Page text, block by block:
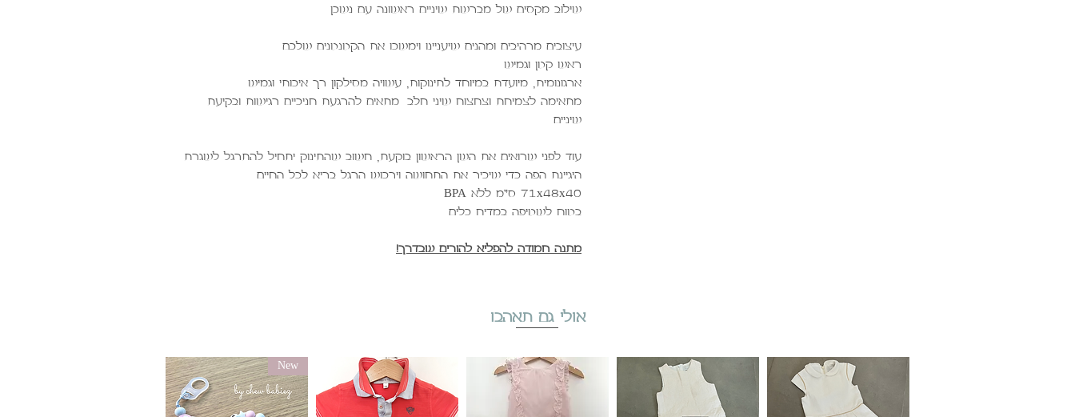
שילוב מקסים של מברשת שיניים ראשונה עם נשכן
עיצובים מרהיבים ומהנים שיעניינו וימשכו את הקטנטנים שלכם.
ראש קטן וגמיש.
ארגונומית, מיועדת במיוחד לתינוקות, עשויה מסילקון רך איכותי וגמיש.
מתאימה לצמיחת וצחצוח שיני חלב. מתאים להרגעת חניכיים רגישות ובקיעת
שיניים
עוד לפני שרואים את השן הראשון בוקעת, חשוב שהתינוק יתחיל להתרגל לשגרת
היגיינת הפה כדי שיכיר את התחושה וירכוש הרגל בריא לכל החיים
71x48x40 ס״מ ללא BPA
בטוח לשטיפה במדיח כלים.
מתנה חמודה להפליא להורים שבדרך!
אולי גם תאהבו
New